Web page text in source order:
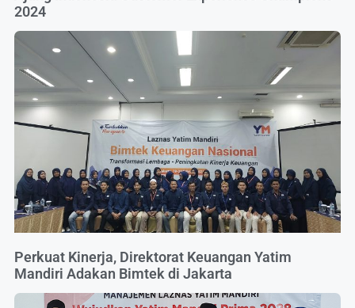
2024
Perkuat Kinerja, Direktorat Keuangan Yatim
Mandiri Adakan Bimtek di Jakarta